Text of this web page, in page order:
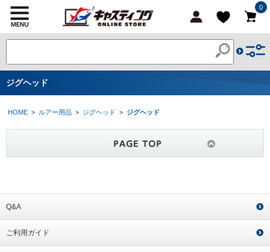
0
ジグヘッド
HOME > ルアー用品 > ジグヘッド > ジグヘッド
Q&A
ご利用ガイド